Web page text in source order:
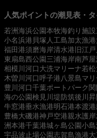
人気ポイントの潮見表・
若洲海浜公園本牧海釣り施設
小名浜港 貝塚人工島加太漁港
福田港須磨海岸清水港 旧江
東扇島西公園 三浦海岸南芦
相模川河口 大洗マリーナ若松
木曽川河口呼子港八景島マリ
豊川河口千葉ポートパーク
海の公園検見川堤防筑後川昇
牛窓港垂水漁港明石港本渡港
豊橋大磯港神戸空港親水護岸
洲本港千葉港城ヶ島公園小島
宇品波止場公園志賀島漁港